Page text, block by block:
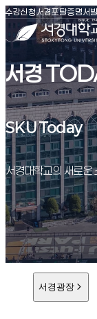
서경대학교
수강신청(새창 열림)
서경포탈(새창 열
증명서
서경
SKU Today
SKU Today
서경대학교의 새로운
서경광장